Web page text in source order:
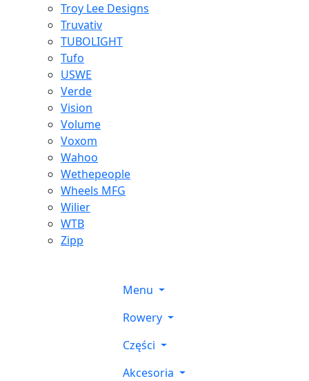
Troy Lee Designs
Truvativ
TUBOLIGHT
Tufo
USWE
Verde
Vision
Volume
Voxom
Wahoo
Wethepeople
Wheels MFG
Wilier
WTB
Zipp
Menu
Rowery
Części
Akcesoria